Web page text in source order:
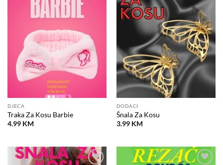
DJECA
Traka Za Kosu Barbie
4.99 KM
Dodaj
na
listu
želja
DODACI
Šnala Za Kosu
3.99 KM